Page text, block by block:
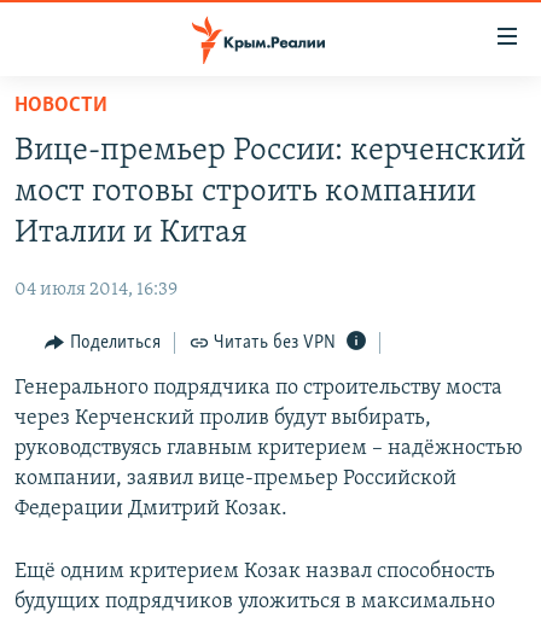
Вернуться
основному
содержанию
Вернутся
главной
Вернутся
поиску
СПЕЦПРОЕКТЫ
11 ЛЕТ ОККУПАЦИИ КРЫМА. 11 ИСТОРИЙ СОПРОТИВЛЕНИЯ
ВОДА
ЕЩЕ
ИНТЕРАКТИВ
ИНФОГРАФИКА
ТЕЛЕПРОЕКТ КРЫМ.РЕАЛИИ
СОВЕТЫ ПРАВОЗАЩИТНИКОВ
ПРОПАВШИЕ БЕЗ ВЕСТИ
ПОБЕДИТЕЛЕЙ НЕ СУДЯТ?
КРЫМ.НЕПОКОРЕННЫЙ
РАДІО СВОБОДА
КАК ОБОЙТИ БЛОКИРОВКУ
Українською
Qırımtatar
ПРИСОЕДИНЯЙТЕСЬ!
НОВОСТИ
Вице-премьер России: керченский
мост готовы строить компании
Италии и Китая
04 июля 2014, 16:39
Поделиться Читать без VPN
Генерального подрядчика по строительству моста
через Керченский пролив будут выбирать,
руководствуясь главным критерием – надёжностью
компании, заявил вице-премьер Российской
Федерации Дмитрий Козак.
Ещё одним критерием Козак назвал способность
будущих подрядчиков уложиться в максимально